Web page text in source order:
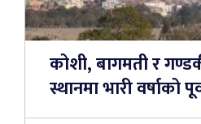
कोशी, बागमती र
स्थानमा भारी वर्षाको